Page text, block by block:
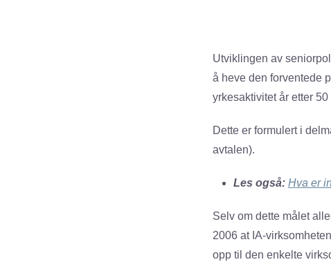
Utviklingen av
å heve den forventede
yrkesaktivitet år etter 50
Dette er formulert i
avtalen).
Les også: Hva er
Selv om dette målet
2006 at IA-
opp til den enkelte